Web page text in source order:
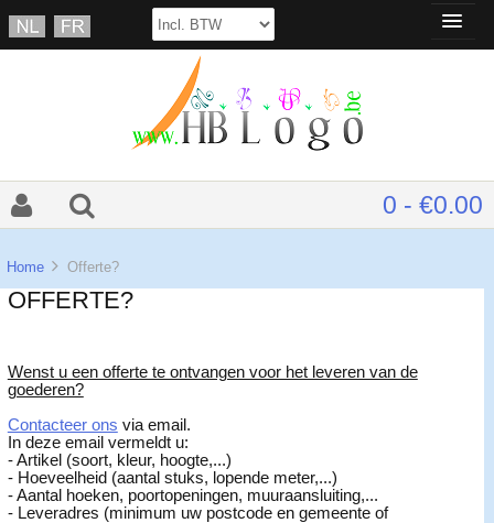
0 - €0.00
Home Offerte?
OFFERTE?
Wenst u een offerte te ontvangen voor het leveren van de
goederen?
Contacteer ons via email.
In deze email vermeldt u:
- Artikel (soort, kleur, hoogte,...)
- Hoeveelheid (aantal stuks, lopende meter,...)
- Aantal hoeken, poortopeningen, muuraansluiting,...
- Leveradres (minimum uw postcode en gemeente of